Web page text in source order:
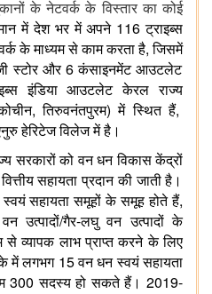
के नेटवर्क के विस्तार का कोई
में देश भर में अपने116ट्राइब्स
के माध्यम से काम करता है,जिसमें
स्टोर और6कंसाइनमेंट आउटलेट
इंडिया आउटलेट केरल राज्य
,तिरुवनंतपुरम)में स्थित हैं,
हेरिटेज विलेज में है।
सरकारों को वन धन विकास केंद्रों
वित्तीय सहायता प्रदान की जाती है।
स्वयं सहायता समूहों के समूह होते हैं,
वन उत्पादों/गैर-लघु वन उत्पादों के
से व्यापक लाभ प्राप्त करने के लिए
में लगभग15वन धन स्वयं सहायता
300सदस्य हो सकते हैं। 2019-